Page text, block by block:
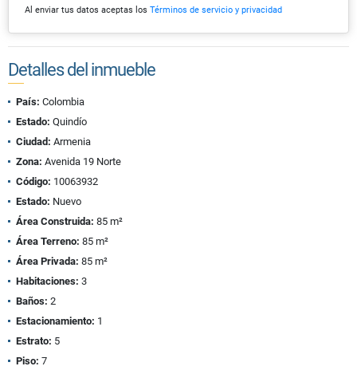
Al enviar tus datos aceptas los Términos de servicio y privacidad
Detalles del inmueble
País: Colombia
Estado: Quindío
Ciudad: Armenia
Zona: Avenida 19 Norte
Código: 10063932
Estado: Nuevo
Área Construida: 85 m²
Área Terreno: 85 m²
Área Privada: 85 m²
Habitaciones: 3
Baños: 2
Estacionamiento: 1
Estrato: 5
Piso: 7